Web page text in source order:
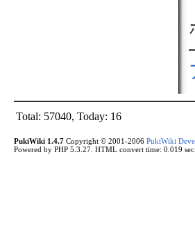
Total: 57040, Today: 16
PukiWiki 1.4.7Copyright © 2001-2006 PukiWiki
Powered by PHP 5.3.27. HTML convert time: 0.019 sec.